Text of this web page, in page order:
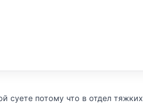
суете потому что в отдел тяжких